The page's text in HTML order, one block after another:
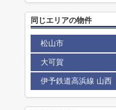
同じエリアの物件
松山市
大可賀
伊予鉄道高浜線 山西